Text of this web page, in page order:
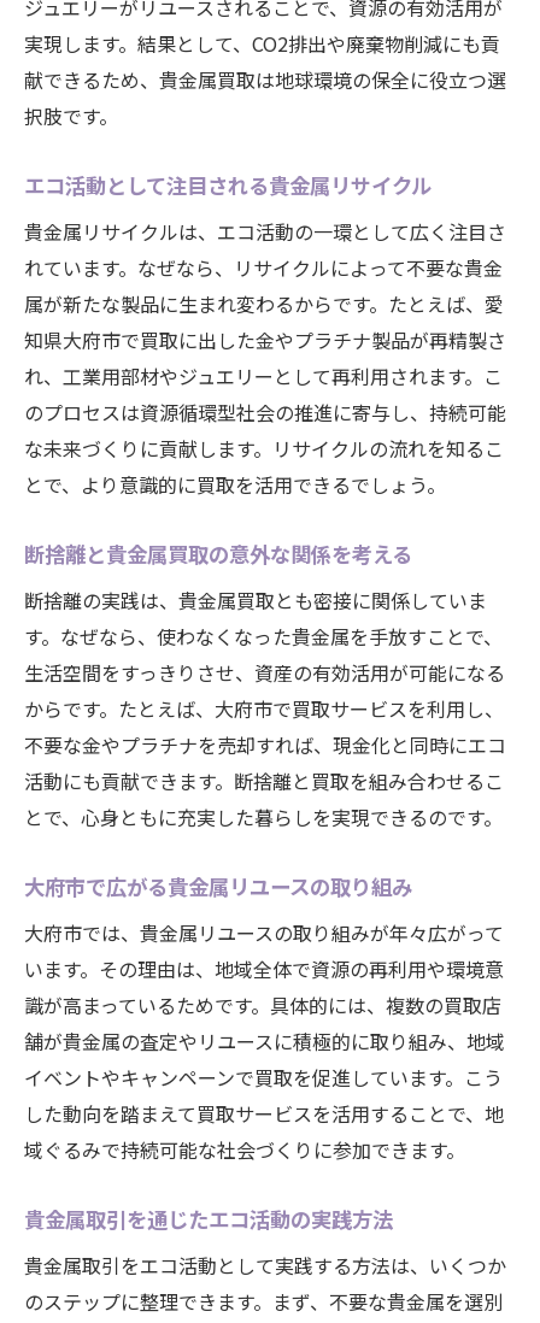
ジュエリーがリユースされることで、資源の有効活用が
実現します。結果として、CO2排出や廃棄物削減にも貢
献できるため、貴金属買取は地球環境の保全に役立つ選
択肢です。
エコ活動として注目される貴金属リサイクル
貴金属リサイクルは、エコ活動の一環として広く注目さ
れています。なぜなら、リサイクルによって不要な貴金
属が新たな製品に生まれ変わるからです。たとえば、愛
知県大府市で買取に出した金やプラチナ製品が再精製さ
れ、工業用部材やジュエリーとして再利用されます。こ
のプロセスは資源循環型社会の推進に寄与し、持続可能
な未来づくりに貢献します。リサイクルの流れを知るこ
とで、より意識的に買取を活用できるでしょう。
断捨離と貴金属買取の意外な関係を考える
断捨離の実践は、貴金属買取とも密接に関係していま
す。なぜなら、使わなくなった貴金属を手放すことで、
生活空間をすっきりさせ、資産の有効活用が可能になる
からです。たとえば、大府市で買取サービスを利用し、
不要な金やプラチナを売却すれば、現金化と同時にエコ
活動にも貢献できます。断捨離と買取を組み合わせるこ
とで、心身ともに充実した暮らしを実現できるのです。
大府市で広がる貴金属リユースの取り組み
大府市では、貴金属リユースの取り組みが年々広がって
います。その理由は、地域全体で資源の再利用や環境意
識が高まっているためです。具体的には、複数の買取店
舗が貴金属の査定やリユースに積極的に取り組み、地域
イベントやキャンペーンで買取を促進しています。こう
した動向を踏まえて買取サービスを活用することで、地
域ぐるみで持続可能な社会づくりに参加できます。
貴金属取引を通じたエコ活動の実践方法
貴金属取引をエコ活動として実践する方法は、いくつか
のステップに整理できます。まず、不要な貴金属を選別